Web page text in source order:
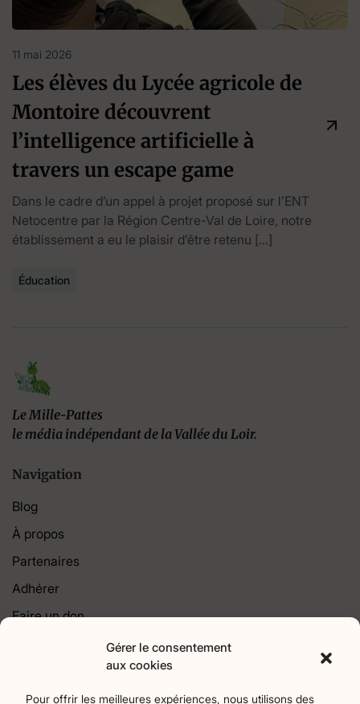
Gérer le consentement
aux cookies
Pour offrir les meilleures expériences, nous utilisons des
11 mai 2026
Les élèves du Lycée agricole de
Montoire découvrent
l’intelligence artificielle à
travers un escape game
Dans le cadre d’un appel à projet proposé sur l’ENT
Netocentre par la Région Centre-Val de Loire, notre
établissement a eu le plaisir d’être retenu […]
Éducation
Le Mille-Pattes
le média indépendant de la Vallée du Loir.
Navigation
Blog
À propos
Partenaires
Adhérer
Faire un don